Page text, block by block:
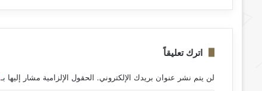
اترك تعليقاً
لن يتم نشر عنوان بريدك الإلكتروني. الحقول الإلزامية مشار إليها بـ